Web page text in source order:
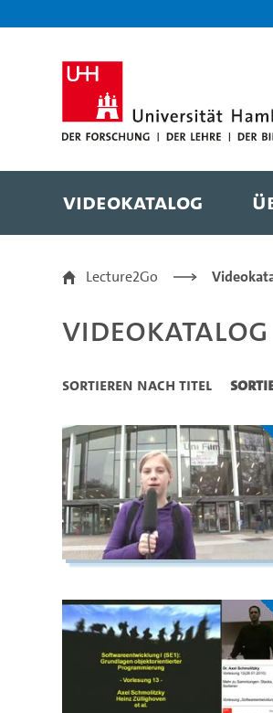
Videokatalog
Videokatalog
Lecture2Go
Videokatalog
Sortieren nach Titel